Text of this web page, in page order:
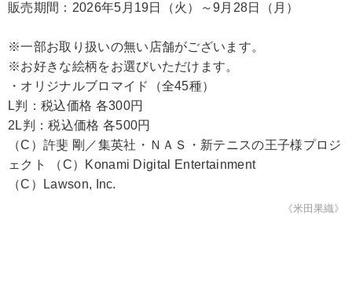
販売期間：2026年5月19日（火）～9月28日（月）
※一部お取り扱いの無い店舗がございます。
※お好きな絵柄をお選びいただけます。
・オリジナルブロマイド（全45種）
L判：税込価格 各300円
2L判：税込価格 各500円
（C）許斐 剛／集英社・ＮＡＳ・新テニスの王子様プロジ
ェクト （C）Konami Digital Entertainment
（C）Lawson, Inc.
《米田果織》